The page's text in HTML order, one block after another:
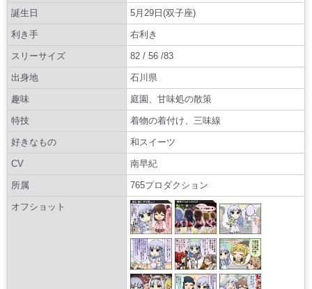
誕生日 5月29日(双子座)
利き手 右利き
スリーサイズ 82 / 56 /83
出身地 石川県
趣味 庭園、甘味処の散策
特技 着物の着付け、三味線
好きなもの 和スイーツ
CV 南早紀
所属 765プロダクション
オフショット